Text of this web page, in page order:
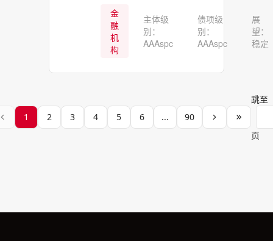
金
融
机
构
主体级
别：
AAAspc
债项级
别：
AAAspc
展
望：
稳定